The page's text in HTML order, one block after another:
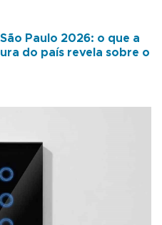
Paulo 2026: o que a
do país revela sobre o